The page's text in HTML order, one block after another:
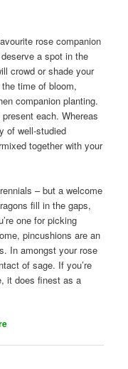
rose companion
a spot in the
crowd or shade your
time of bloom,
companion planting.
each. Whereas
of well-studied
together with your
– but a welcome
fill in the gaps,
one for picking
pincushions are an
In amongst your rose
of sage. If you’re
it does finest as a